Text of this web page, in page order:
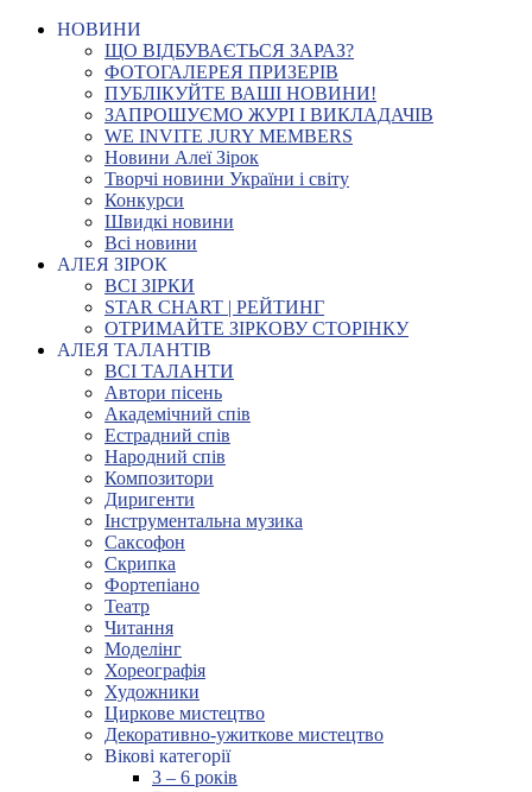
НОВИНИ
ЩО ВІДБУВАЄТЬСЯ ЗАРАЗ?
ФОТОГАЛЕРЕЯ ПРИЗЕРІВ
ПУБЛІКУЙТЕ ВАШІ НОВИНИ!
ЗАПРОШУЄМО ЖУРІ І ВИКЛАДАЧІВ
WE INVITE JURY MEMBERS
Новини Алеї Зірок
Творчі новини України і світу
Конкурси
Швидкі новини
Всі новини
АЛЕЯ ЗІРОК
ВСІ ЗІРКИ
STAR CHART | РЕЙТИНГ
ОТРИМАЙТЕ ЗІРКОВУ СТОРІНКУ
АЛЕЯ ТАЛАНТІВ
ВСІ ТАЛАНТИ
Автори пісень
Академічний спів
Естрадний спів
Народний спів
Композитори
Диригенти
Інструментальна музика
Саксофон
Скрипка
Фортепіано
Театр
Читання
Моделінг
Хореографія
Художники
Циркове мистецтво
Декоративно-ужиткове мистецтво
Вікові категорії
3 – 6 років